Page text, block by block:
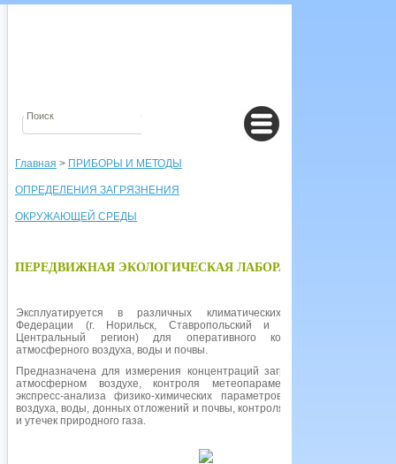
Главная > ПРИБОРЫ И МЕТОДЫ
ОПРЕДЕЛЕНИЯ ЗАГРЯЗНЕНИЯ
ОКРУЖАЮЩЕЙ СРЕДЫ
ПЕРЕДВИЖНАЯ ЭКОЛОГИЧЕСКАЯ ЛАБОРАТОРИЯ
Эксплуатируется в различных климатических зонах Российской
Федерации (г. Норильск, Ставропольский и Краснодарский край,
Центральный регион) для оперативного контроля загрязнений
атмосферного воздуха, воды и почвы.
Предназначена для измерения концентраций загрязняющих веществ в
атмосферном воздухе, контроля метеопараметров, уровня шума,
экспресс-анализа физико-химических параметров воды, отбора проб
воздуха, воды, донных отложений и почвы, контроля источников выбросов
и утечек природного газа.